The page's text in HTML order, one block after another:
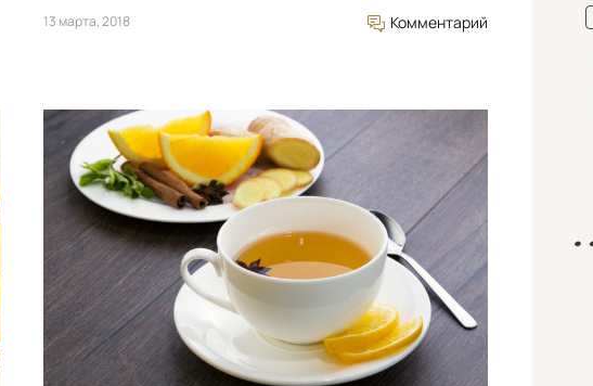
13 марта, 2018 Комментарий